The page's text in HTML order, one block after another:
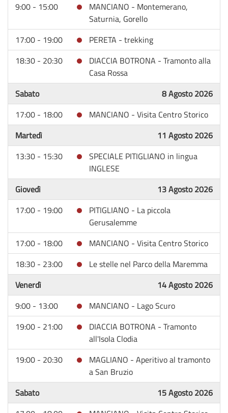
9:00 - 15:00
MANCIANO - Montemerano,
Saturnia, Gorello
17:00 - 19:00
PERETA - trekking
18:30 - 20:30
DIACCIA BOTRONA - Tramonto alla
Casa Rossa
Sabato
8 Agosto 2026
17:00 - 18:00
MANCIANO - Visita Centro Storico
Martedì
11 Agosto 2026
13:30 - 15:30
SPECIALE PITIGLIANO in lingua
INGLESE
Giovedì
13 Agosto 2026
17:00 - 19:00
PITIGLIANO - La piccola
Gerusalemme
17:00 - 18:00
MANCIANO - Visita Centro Storico
18:30 - 23:00
Le stelle nel Parco della Maremma
Venerdì
14 Agosto 2026
9:00 - 13:00
MANCIANO - Lago Scuro
19:00 - 21:00
DIACCIA BOTRONA - Tramonto
all'Isola Clodia
19:00 - 20:30
MAGLIANO - Aperitivo al tramonto
a San Bruzio
Sabato
15 Agosto 2026